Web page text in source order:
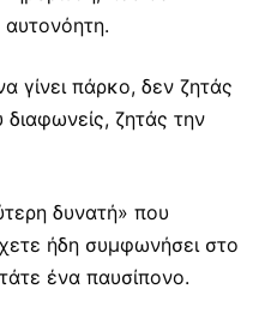
αυτονόητη.
γίνει πάρκο, δεν ζητάς
διαφωνείς, ζητάς την
δυνατή» που
ήδη συμφωνήσει στο
ένα παυσίπονο.